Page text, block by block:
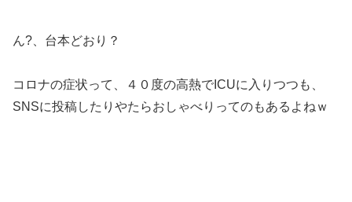
ん?、台本どおり？
コロナの症状って、４０度の高熱でICUに入りつつも、
SNSに投稿したりやたらおしゃべりってのもあるよねｗ